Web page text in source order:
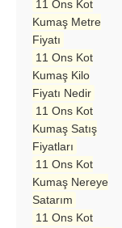
11 Ons Kot
Kumaş Metre
Fiyatı
11 Ons Kot
Kumaş Kilo
Fiyatı Nedir
11 Ons Kot
Kumaş Satış
Fiyatları
11 Ons Kot
Kumaş Nereye
Satarım
11 Ons Kot